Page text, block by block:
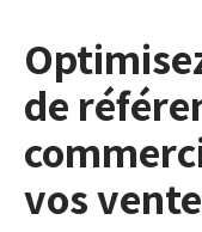
de
vos